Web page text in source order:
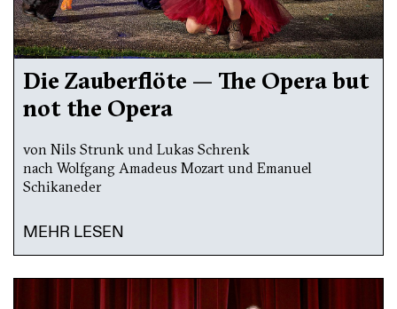
Die Zauberflöte — The Opera but
not the Opera
von Nils Strunk und Lukas Schrenk
nach Wolfgang Amadeus Mozart und Emanuel
Schikaneder
MEHR LESEN